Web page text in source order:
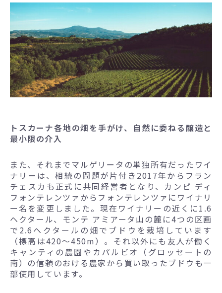
トスカーナ各地の畑を手がけ、自然に委ねる醸造と
最小限の介入
また、それまでマルゲリータの単独所有だったワイ
ナリーは、相続の問題が片付き2017年からフラン
チェスカも正式に共同経営者となり、カンピ ディ
フォンテレンツァからフォンテレンツァにワイナリ
ー名を変更しました。現在ワイナリーの近くに1.6
ヘクタール、モンテ アミアータ山の麓に4つの区画
で2.6ヘクタールの畑でブドウを栽培しています
（標高は420～450m）。それ以外にも友人が働く
キャンティの農園やカパルビオ（グロッセートの
南）の信頼のおける農家から買い取ったブドウも一
部使用しています。